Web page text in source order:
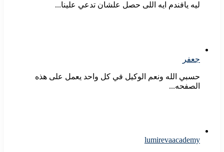
ليه يافندم ايه اللى حصل علشان تدعي علينا...
جعفر
حسبي الله ونعم الوكيل في كل واحد يعمل على هذه
الصفحه...
lumirevaacademy